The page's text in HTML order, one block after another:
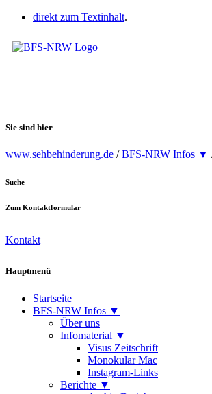
direkt zum Textinhalt.
Sie sind hier
www.sehbehinderung.de /BFS-NRW Infos ▼
Suche
Zum Kontaktformular
Kontakt
Hauptmenü
Startseite
BFS-NRW Infos ▼
Über uns
Infomaterial ▼
Visus Zeitschrift
Monokular Mac
Instagram-Links
Berichte ▼